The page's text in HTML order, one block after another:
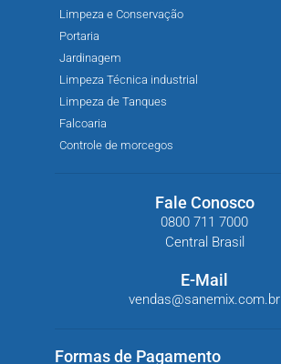
Limpeza e Conservação
Portaria
Jardinagem
Limpeza Técnica industrial
Limpeza de Tanques
Falcoaria
Controle de morcegos
Fale Conosco
0800 711 7000
Central Brasil
E-Mail
vendas@sanemix.com.br
Formas de Pagamento